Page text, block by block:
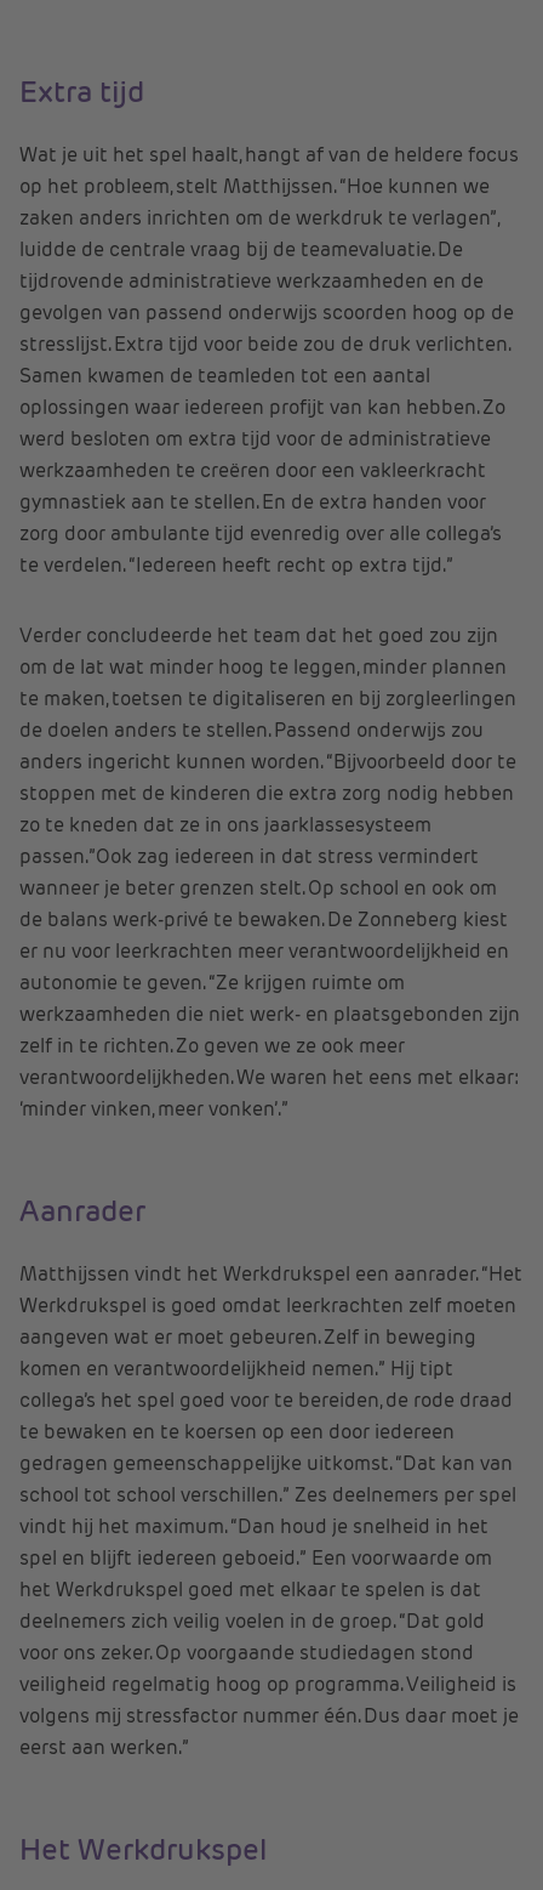
Extra tijd
Wat je uit het spel haalt, hangt af van de heldere focus
op het probleem, stelt Matthijssen. “Hoe kunnen we
zaken anders inrichten om de werkdruk te verlagen”,
luidde de centrale vraag bij de teamevaluatie. De
tijdrovende administratieve werkzaamheden en de
gevolgen van passend onderwijs scoorden hoog op de
stresslijst. Extra tijd voor beide zou de druk verlichten.
Samen kwamen de teamleden tot een aantal
oplossingen waar iedereen profijt van kan hebben. Zo
werd besloten om extra tijd voor de administratieve
werkzaamheden te creëren door een vakleerkracht
gymnastiek aan te stellen. En de extra handen voor
zorg door ambulante tijd evenredig over alle collega’s
te verdelen. “Iedereen heeft recht op extra tijd.”
Verder concludeerde het team dat het goed zou zijn
om de lat wat minder hoog te leggen, minder plannen
te maken, toetsen te digitaliseren en bij zorgleerlingen
de doelen anders te stellen. Passend onderwijs zou
anders ingericht kunnen worden. “Bijvoorbeeld door te
stoppen met de kinderen die extra zorg nodig hebben
zo te kneden dat ze in ons jaarklassesysteem
passen.”Ook zag iedereen in dat stress vermindert
wanneer je beter grenzen stelt. Op school en ook om
de balans werk-privé te bewaken. De Zonneberg kiest
er nu voor leerkrachten meer verantwoordelijkheid en
autonomie te geven. “Ze krijgen ruimte om
werkzaamheden die niet werk- en plaatsgebonden zijn
zelf in te richten. Zo geven we ze ook meer
verantwoordelijkheden. We waren het eens met elkaar:
‘minder vinken, meer vonken’.”
Aanrader
Matthijssen vindt het Werkdrukspel een aanrader. “Het
Werkdrukspel is goed omdat leerkrachten zelf moeten
aangeven wat er moet gebeuren. Zelf in beweging
komen en verantwoordelijkheid nemen.” Hij tipt
collega’s het spel goed voor te bereiden, de rode draad
te bewaken en te koersen op een door iedereen
gedragen gemeenschappelijke uitkomst. “Dat kan van
school tot school verschillen.” Zes deelnemers per spel
vindt hij het maximum. “Dan houd je snelheid in het
spel en blijft iedereen geboeid.” Een voorwaarde om
het Werkdrukspel goed met elkaar te spelen is dat
deelnemers zich veilig voelen in de groep. “Dat gold
voor ons zeker. Op voorgaande studiedagen stond
veiligheid regelmatig hoog op programma. Veiligheid is
volgens mij stressfactor nummer één. Dus daar moet je
eerst aan werken.”
Het Werkdrukspel